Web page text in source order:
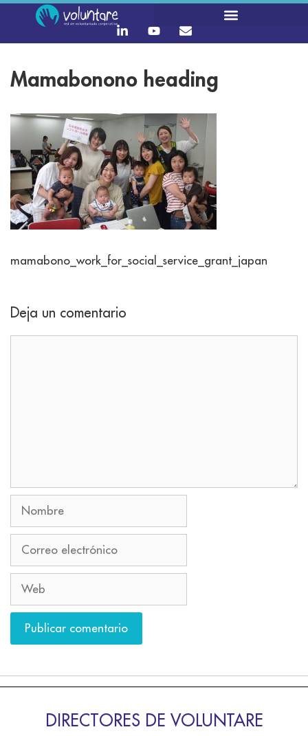
Mamabonono heading
mamabono_work_for_social_service_grant_japan
Deja un comentario
DIRECTORES DE VOLUNTARE